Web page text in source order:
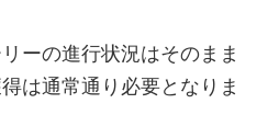
ーの進行状況はそのまま
は通常通り必要となりま